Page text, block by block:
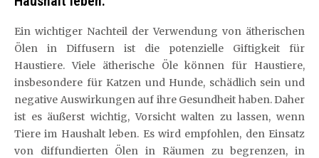
Ein wichtiger Nachteil der Verwendung von ätherischen
Ölen in Diffusern ist die potenzielle Giftigkeit für
Haustiere. Viele ätherische Öle können für Haustiere,
insbesondere für Katzen und Hunde, schädlich sein und
negative Auswirkungen auf ihre Gesundheit haben. Daher
ist es äußerst wichtig, Vorsicht walten zu lassen, wenn
Tiere im Haushalt leben. Es wird empfohlen, den Einsatz
von diffundierten Ölen in Räumen zu begrenzen, in